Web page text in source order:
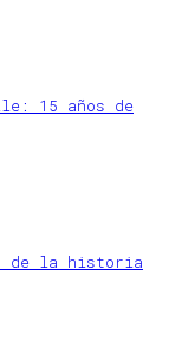
15 años de
de la historia